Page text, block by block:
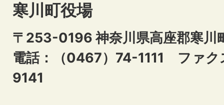
寒川町役場
〒253-0196 神奈川県高座郡寒川
電話：（0467）74-1111 ファ
9141